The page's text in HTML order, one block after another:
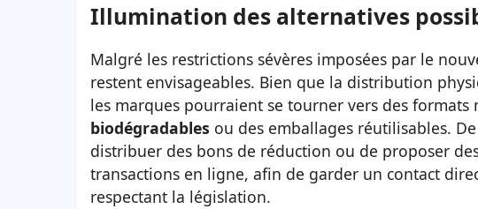
Illumination des alternatives
Malgré les restrictions sévères imposées par le
restent envisageables. Bien que la distribution
les marques pourraient se tourner vers des
biodégradables ou des emballages réutilisables.
distribuer des bons de réduction ou de proposer
transactions en ligne, afin de garder un contact
respectant la législation.